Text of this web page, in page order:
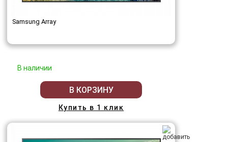
Samsung Array
В наличии
В КОРЗИНУ
Купить в 1 клик